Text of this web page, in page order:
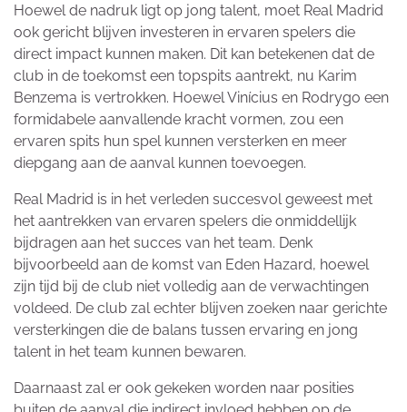
Hoewel de nadruk ligt op jong talent, moet Real Madrid
ook gericht blijven investeren in ervaren spelers die
direct impact kunnen maken. Dit kan betekenen dat de
club in de toekomst een topspits aantrekt, nu Karim
Benzema is vertrokken. Hoewel Vinícius en Rodrygo een
formidabele aanvallende kracht vormen, zou een
ervaren spits hun spel kunnen versterken en meer
diepgang aan de aanval kunnen toevoegen.
Real Madrid is in het verleden succesvol geweest met
het aantrekken van ervaren spelers die onmiddellijk
bijdragen aan het succes van het team. Denk
bijvoorbeeld aan de komst van Eden Hazard, hoewel
zijn tijd bij de club niet volledig aan de verwachtingen
voldeed. De club zal echter blijven zoeken naar gerichte
versterkingen die de balans tussen ervaring en jong
talent in het team kunnen bewaren.
Daarnaast zal er ook gekeken worden naar posities